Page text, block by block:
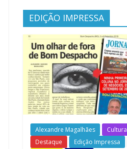
EDIÇÃO IMPRESSA
Alexandre Magalhães
Cultura
Destaque
Edição Impressa